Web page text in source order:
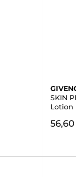
SKIN
Lotion